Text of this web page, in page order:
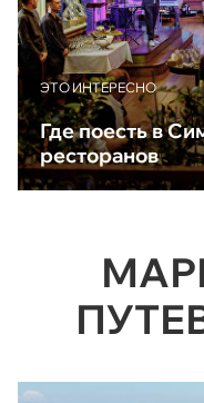
ЭТО ИНТЕРЕСНО
Где поесть в
ресторанов